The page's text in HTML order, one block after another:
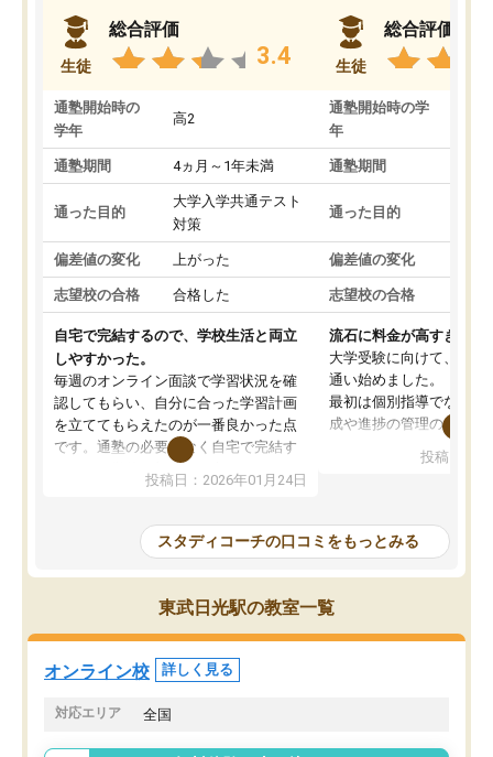
生徒
総合評価
3.4
通塾開始時の
学年
高2
通塾期間 4ヵ月～1年未満
通った目的
大学入学共通テスト
対策
偏差値の変化 上がった
志望校の合格 合格した
自宅で完結するので、学校生活と両立
しやすかった。
毎週のオンライン面談で学習状況を確
認してもらい、自分に合った学習計画
を立ててもらえたのが一番良かった点
です。通塾の必要がなく自宅で完結す
たです。コーチが現役大学生で相談し
安も気軽に話せました。勉強習慣が身
についたと感じています。また、チャ
ットで質問できるのも便利でした。一
人では迷いがちだった受験勉強を、最
だと思います。
投稿日：2026年01月24日
生徒
総合評価
通塾開始時の学
年
通塾期間
通った目的
偏差値の変化
志望校の合格
流石に料金が高すぎる
大学受験に向けて、高2
通い始めました。
最初は個別指導でなく、
成や進捗の管理のみのコ
じ個別指導コースに変更
性が良くなかったです。
モチベーションが上がら
にやめてしまいました。
追加で料金を払うことで
の方の予定が空いていな
投稿日：
スタディコーチの口コミをもっとみる
東武日光駅の教室一覧
オンライン校 詳しく見る
対応エリア 全国